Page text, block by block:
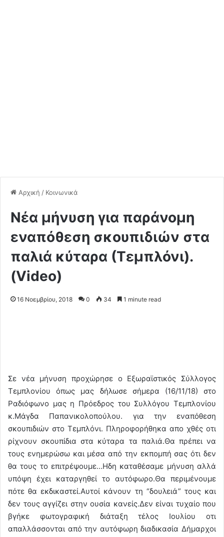
Αρχική / Κοινωνικά
Νέα μήνυση για παράνομη
εναπόθεση σκουπιδιών στα
παλιά κύταρα (Τεμπλόνι).
(Video)
16 Νοεμβρίου, 2018 0 34 1 minute read
Σε νέα μήνυση προχώρησε ο Εξωραϊστικός Σύλλογος
Τεμπλονίου όπως μας δήλωσε σήμερα (16/11/18) στο
Ραδιόφωνο μας η Πρόεδρος του Συλλόγου Τεμπλονίου
κ.Μάγδα Παπανικολοπούλου. για την εναπόθεση
σκουπιδιών στο Τεμπλόνι. Πληροφορήθηκα απο χθές οτι
ρίχνουν σκουπίδια στα κύταρα τα παλιά.Θα πρέπει να
τους ενημερώσω και μέσα από την εκπομπή σας ότι δεν
θα τους το επιτρέψουμε…Ηδη καταθέσαμε μήνυση αλλά
υπόψη έχει καταργηθεί το αυτόφωρο.Θα περιμένουμε
πότε θα εκδικαστεί.Αυτοί κάνουν τη “δουλειά” τους και
δεν τους αγγίζει στην ουσία κανείς.Δεν είναι τυχαίο που
βγήκε φωτογραφική διάταξη τέλος Ιουλίου οτι
απαλλάσσονται από την αυτόφωρη διαδικασία Δήμαρχοι